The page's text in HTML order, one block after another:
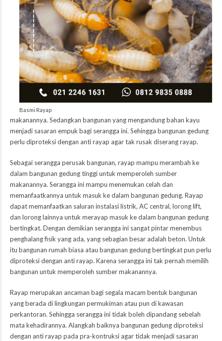
Basmi Rayap
makanannya. Sedangkan bangunan yang mengandung bahan kayu
menjadi sasaran empuk bagi serangga ini. Sehingga bangunan gedung
perlu diproteksi dengan anti rayap agar tak rusak diserang rayap.
Sebagai serangga perusak bangunan, rayap mampu merambah ke
dalam bangunan gedung tinggi untuk memperoleh sumber
makanannya. Serangga ini mampu menemukan celah dan
memanfaatkannya untuk masuk ke dalam bangunan gedung. Rayap
dapat memanfaatkan saluran instalasi listrik, AC central, lorong lift,
dan lorong lainnya untuk merayap masuk ke dalam bangunan gedung
bertingkat. Dengan demikian serangga ini sangat pintar menembus
penghalang fisik yang ada, yang sebagian besar adalah beton. Untuk
itu bangunan rumah biasa atau bangunan gedung bertingkat pun perlu
diproteksi dengan anti rayap. Karena serangga ini tak pernah memilih
bangunan untuk memperoleh sumber makanannya.
Rayap merupakan ancaman bagi segala macam bentuk bangunan
yang berada di lingkungan permukiman atau pun di kawasan
perkantoran. Sehingga serangga ini tidak boleh dipandang sebelah
mata kehadirannya. Alangkah baiknya bangunan gedung diproteksi
dengan anti rayap pada pra-kontruksi agar tidak menjadi sasaran